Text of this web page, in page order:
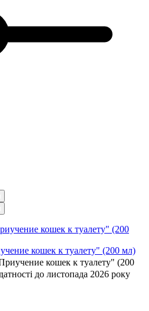
кошек к туалету" (200 мл)
кошек к туалету" (200
до листопада 2026 року